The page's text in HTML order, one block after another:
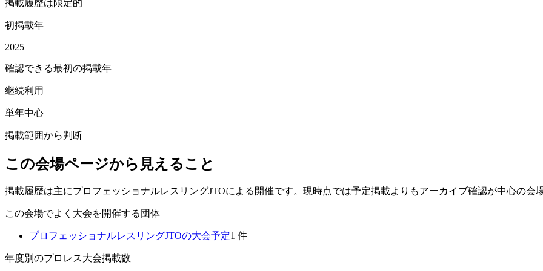
掲載履歴は限定的
初掲載年
2025
確認できる最初の掲載年
継続利用
単年中心
掲載範囲から判断
この会場ページから見えること
掲載履歴は主にプロフェッショナルレスリングJTOによる開催です。現時点では予定掲載よりもアーカイブ確認が中心の会
この会場でよく大会を開催する団体
プロフェッショナルレスリングJTOの大会予定1 件
年度別のプロレス大会掲載数